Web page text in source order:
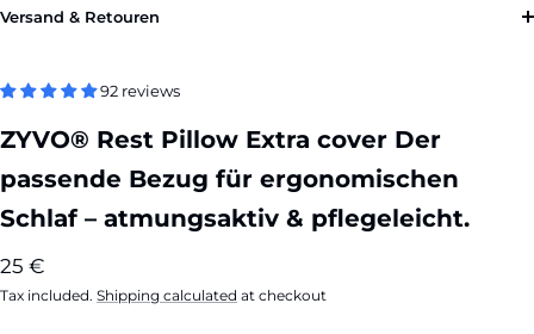
Versand & Retouren
92 reviews
ZYVO® Rest Pillow Extra cover Der
passende Bezug für ergonomischen
Schlaf – atmungsaktiv & pflegeleicht.
Sale
price
25 €
Tax included. Shipping calculated at checkout